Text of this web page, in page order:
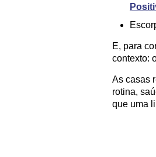
E, para
contexto:
As casas
rotina,
que uma